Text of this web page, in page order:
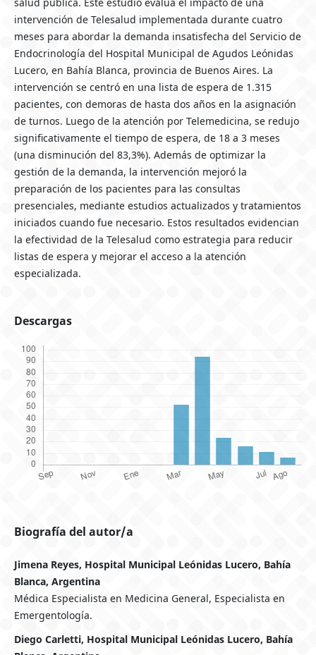
intervención de Telesalud implementada durante cuatro
meses para abordar la demanda insatisfecha del Servicio de
Endocrinología del Hospital Municipal de Agudos Leónidas
Lucero, en Bahía Blanca, provincia de Buenos Aires. La
intervención se centró en una lista de espera de 1.315
pacientes, con demoras de hasta dos años en la asignación
de turnos. Luego de la atención por Telemedicina, se redujo
significativamente el tiempo de espera, de 18 a 3 meses
(una disminución del 83,3%). Además de optimizar la
gestión de la demanda, la intervención mejoró la
preparación de los pacientes para las consultas
presenciales, mediante estudios actualizados y tratamientos
iniciados cuando fue necesario. Estos resultados evidencian
la efectividad de la Telesalud como estrategia para reducir
listas de espera y mejorar el acceso a la atención
especializada.
Descargas
Biografía del autor/a
Jimena Reyes, Hospital Municipal Leónidas Lucero, Bahía
Blanca, Argentina
Médica Especialista en Medicina General, Especialista en
Emergentología.
Diego Carletti, Hospital Municipal Leónidas Lucero, Bahía